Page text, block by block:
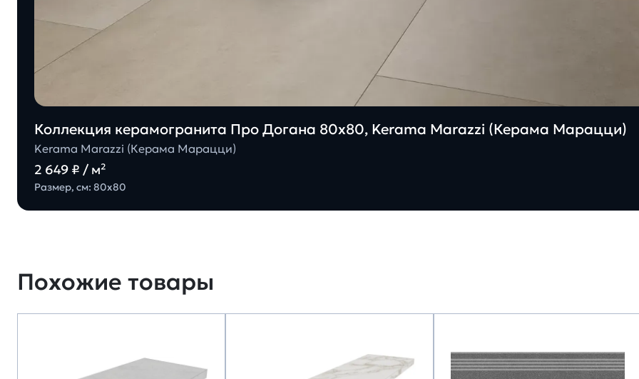
Коллекция керамогранита Про Догана 80х80, Kerama Marazzi (Керама Марацци)
Kerama Marazzi (Керама Марацци)
2 649 ₽ / м²
Размер, см: 80х80
Похожие товары